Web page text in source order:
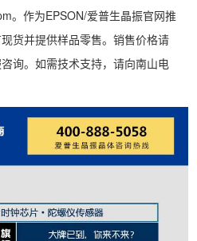
。作为EPSON/爱普生晶振官网推
货并提供样品零售。销售价格请
询。如需技术支持，请向南山电